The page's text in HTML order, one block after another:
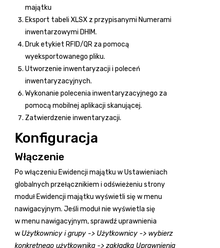
majątku
Eksport tabeli XLSX z przypisanymi Numerami
inwentarzowymi DHIM.
Druk etykiet RFID/QR za pomocą
wyeksportowanego pliku.
Utworzenie inwentaryzacji i poleceń
inwentaryzacyjnych.
Wykonanie polecenia inwentaryzacyjnego za
pomocą mobilnej aplikacji skanującej.
Zatwierdzenie inwentaryzacji.
Konfiguracja
Włączenie
Po włączeniu Ewidencji majątku w Ustawieniach
globalnych przełącznikiem i odświeżeniu strony
moduł Ewidencji majątku wyświetli się w menu
nawigacyjnym. Jeśli moduł nie wyświetla się
w menu nawigacyjnym, sprawdź uprawnienia
w Użytkownicy i grupy -> Użytkownicy -> wybierz
konkretnego użytkownika -> zakładka Uprawnienia